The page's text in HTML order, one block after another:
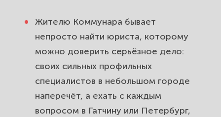
Гатчинском районе. Защитим от
захвата земли и незаконных
взносов.
Развод и раздел имущества в
Коммунаре. Поделим квартиру,
дачу и машину по справедливости.
Жителю Коммунара бывает
непросто найти юриста, которому
можно доверить серьёзное дело:
своих сильных профильных
специалистов в небольшом городе
наперечёт, а ехать с каждым
вопросом в Гатчину или Петербург,